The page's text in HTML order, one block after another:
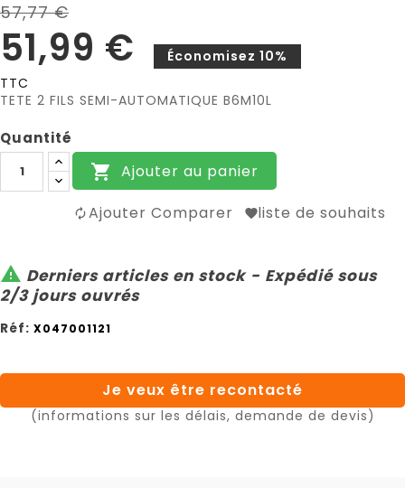
57,77 €
51,99 €
Économisez 10%
TTC
TETE 2 FILS SEMI-AUTOMATIQUE B6M10L
Quantité
 Ajouter au panier
Ajouter Comparer liste de souhaits
 Derniers articles en stock - Expédié sous
2/3 jours ouvrés
Réf: X047001121
Je veux être recontacté
(informations sur les délais, demande de devis)